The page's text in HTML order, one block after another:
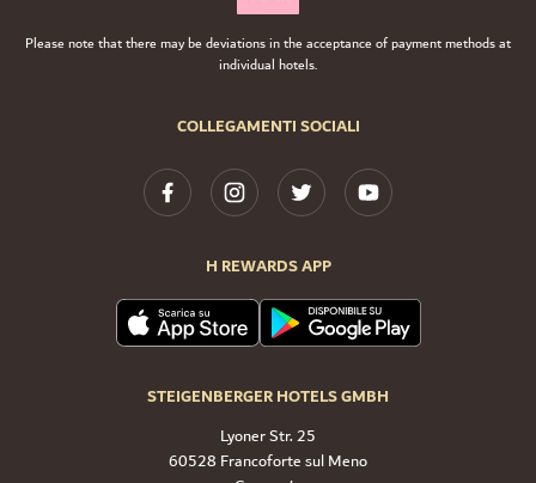
COLLEGAMENTI SOCIALI
H REWARDS APP
STEIGENBERGER HOTELS GMBH
Lyoner Str. 25
60528 Francoforte sul Meno
Please note that there may be deviations in the acceptance of payment methods at
individual hotels.